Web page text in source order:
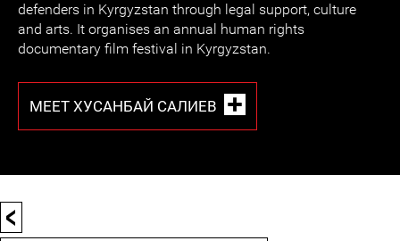
defenders in Kyrgyzstan through legal support, culture
and arts. It organises an annual human rights
documentary film festival in Kyrgyzstan.
MEET ХУСАНБАЙ САЛИЕВ
<